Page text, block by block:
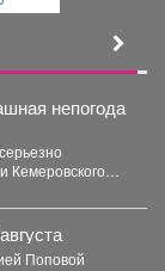
непогода
Поповой